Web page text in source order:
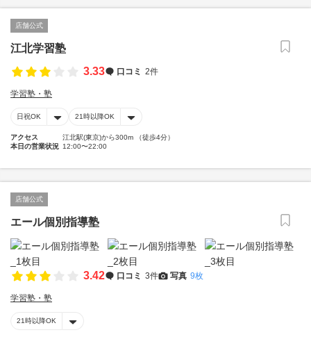
店舗公式
江北学習塾
3.33
口コミ 2件
学習塾・塾
日祝OK 21時以降OK
アクセス
江北駅(東京)から300m （徒歩4分）
本日の営業状況 12:00〜22:00
店舗公式
エール個別指導塾
3.42 口コミ 3件 写真 9枚
学習塾・塾
21時以降OK